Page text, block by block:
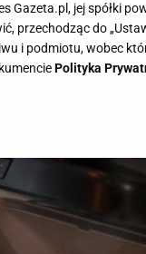
Gazeta.pl, jej spółki
przechodząc do
i podmiotu, wobec
Polityka
plików cookie
dot.
w następujących